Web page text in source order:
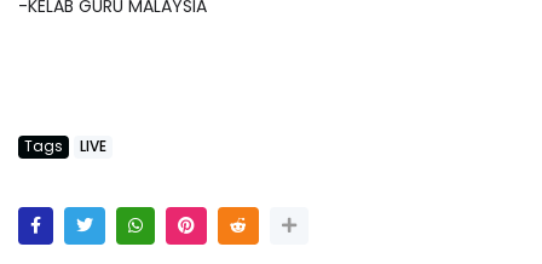
-KELAB GURU MALAYSIA
Tags LIVE